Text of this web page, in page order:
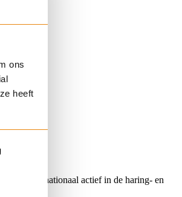
ons
heeft
was internationaal actief in de haring- en